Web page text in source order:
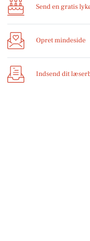
Send en gratis
Opret mindeside
Indsend dit